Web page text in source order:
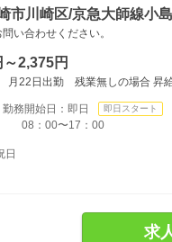
市川崎区/京急大師線小
い合わせください。
2,375円
月22日出勤 残業無しの場合 昇
開始日：即日 即日スタート
時間 08：00〜17：
日
求